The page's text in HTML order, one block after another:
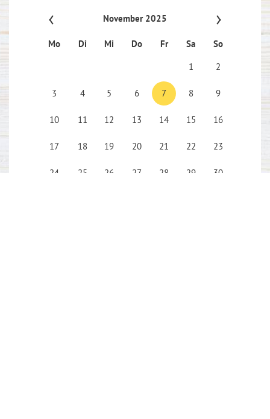
November 2025
Mo Di Mi Do Fr Sa
So
1
2
3 4 5 6 7 8 9
10 11 12 13 14 15 16
17 18 19 20 21 22 23
24 25 26 27 28 29 30